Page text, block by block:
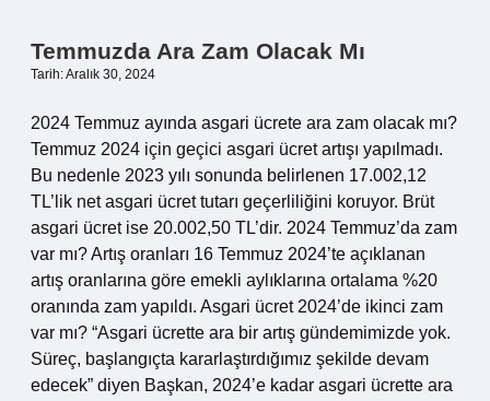
Temmuzda Ara Zam Olacak Mı
Tarih: Aralık 30, 2024
2024 Temmuz ayında asgari ücrete ara zam olacak mı?
Temmuz 2024 için geçici asgari ücret artışı yapılmadı.
Bu nedenle 2023 yılı sonunda belirlenen 17.002,12
TL’lik net asgari ücret tutarı geçerliliğini koruyor. Brüt
asgari ücret ise 20.002,50 TL’dir. 2024 Temmuz’da zam
var mı? Artış oranları 16 Temmuz 2024’te açıklanan
artış oranlarına göre emekli aylıklarına ortalama %20
oranında zam yapıldı. Asgari ücret 2024’de ikinci zam
var mı? “Asgari ücrette ara bir artış gündemimizde yok.
Süreç, başlangıçta kararlaştırdığımız şekilde devam
edecek” diyen Başkan, 2024’e kadar asgari ücrette ara